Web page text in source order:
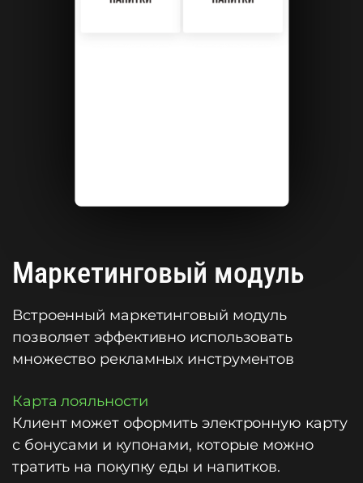
Маркетинговый модуль
Встроенный маркетинговый модуль
позволяет эффективно использовать
множество рекламных инструментов
Карта лояльности
Клиент может оформить электронную карту
с бонусами и купонами, которые можно
тратить на покупку еды и напитков.